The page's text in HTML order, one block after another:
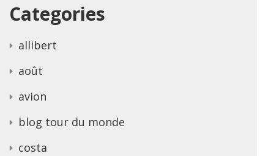
Categories
allibert
août
avion
blog tour du monde
costa